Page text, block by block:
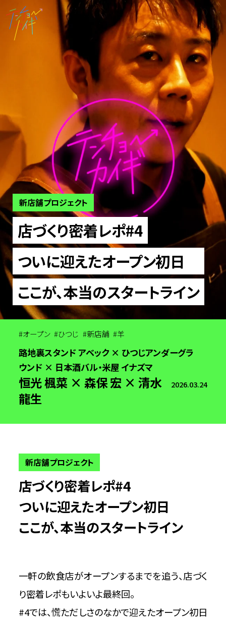
新店舗プロジェクト
店づくり密着レポ#4
ついに迎えたオープン初日
ここが、本当のスタートライン
オープン ひつじ 新店舗 羊
路地裏スタンド アベック × ひつじアンダーグラ
ウンド × 日本酒バル・米屋 イナズマ
恒光 楓菜 × 森保 宏 × 清水
龍生
2026.03.24
新店舗プロジェクト
店づくり密着レポ#4
ついに迎えたオープン初日
ここが、本当のスタートライン
一軒の飲食店がオープンするまでを追う、店づく
り密着レポもいよいよ最終回。
#4では、慌ただしさのなかで迎えたオープン初日